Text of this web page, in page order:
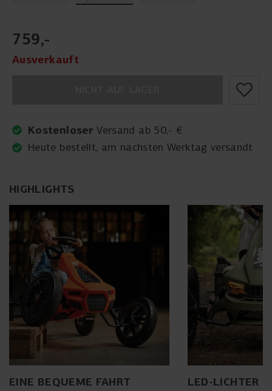
HIGHLIGHTS
EINE BEQUEME FAHRT LED-LICHTER
759,-
Ausverkauft
KostenloserVersand ab 50,- €
Heute bestellt, am nächsten Werktag versandt